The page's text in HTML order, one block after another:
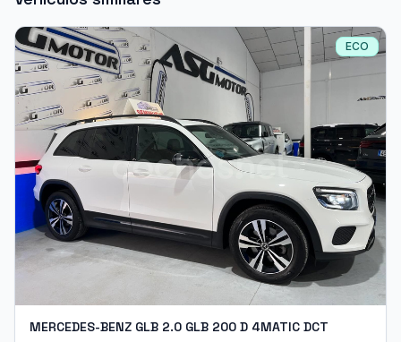
ECO
MERCEDES-BENZ GLB 2.0 GLB 200 D 4MATIC DCT